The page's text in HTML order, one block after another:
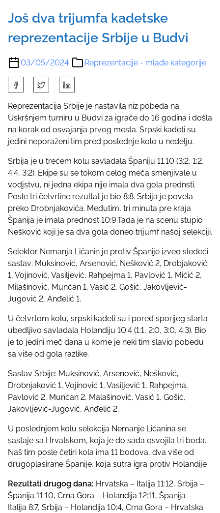
Još dva trijumfa kadetske
reprezentacije Srbije u Budvi
03/05/2024 Reprezentacije - mlađe kategorije
h
a
r
e
t
i
s
p
o
s
t
o
n
Reprezentacija Srbije je nastavila niz pobeda na
Uskršnjem turniru u Budvi za igrače do 16 godina i došla
na korak od osvajanja prvog mesta. Srpski kadeti su
jedini neporaženi tim pred poslednje kolo u nedelju.
Srbija je u trećem kolu savladala Španiju 11.10 (3:2, 1:2,
4:4, 3:2). Ekipe su se tokom celog meča smenjivale u
vodjstvu, ni jedna ekipa nije imala dva gola prednsti.
Posle tri četvrtine rezultat je bio 8:8. Srbija je povela
preko Drobnjakovića. Međutim, tri minuta pre kraja
Španija je imala prednost 10:9.Tada je na scenu stupio
Nešković koji je sa dva gola doneo trijumf našoj selekciji.
Selektor Nemanja Ličanin je protiv Španije izveo sledeći
sastav: Muksinović, Arsenović, Nešković 2, Drobjaković
1, Vojinović, Vasiljević, Rahpejma 1, Pavlović 1, Mićić 2,
Milašinović, Munćan 1, Vasić 2, Gošić, Jakovljević-
Jugović 2, Anđelić 1.
U četvrtom kolu, srpski kadeti su i pored sporijeg starta
ubedljivo savladala Holandiju 10:4 (1:1, 2:0, 3:0, 4:3). Bio
je to jedini meč dana u kome je neki tim slavio pobedu
sa više od gola razlike.
Sastav Srbije: Muksinović, Arsenović, Nešković,
Drobnjaković 1, Vojinović 1, Vasiljević 1, Rahpejma,
Pavlović 2, Munćan 2, Malašinović, Vasić 1, Gošić,
Jakovljević-Jugović, Anđelić 2.
U poslednjem kolu selekcija Nemanje Ličanina se
sastaje sa Hrvatskom, koja je do sada osvojila tri boda.
Naš tim posle četiri kola ima 11 bodova, dva više od
drugoplasirane Španije, koja sutra igra protiv Holandije
Rezultati drugog dana: Hrvatska – Italija 11:12, Srbija –
Španija 11:10, Crna Gora – Holandija 12:11, Španija –
Italija 8:7, Srbija – Holandija 10:4, Crna Gora – Hrvatska